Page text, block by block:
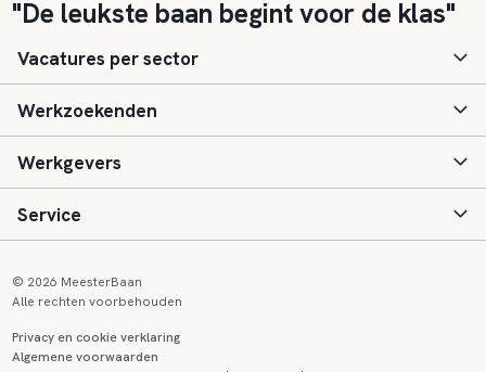
"De leukste baan begint voor de klas"
Vacatures per sector
Basisonderwijs
Speciaal (basis) onderwijs
Voortgezet onderwijs
Werkzoekenden
Aanmelden
Vacatures
Werkgevers
Inloggen
Service
© 2026 MeesterBaan
Alle rechten voorbehouden
Privacy en cookie verklaring
Algemene voorwaarden